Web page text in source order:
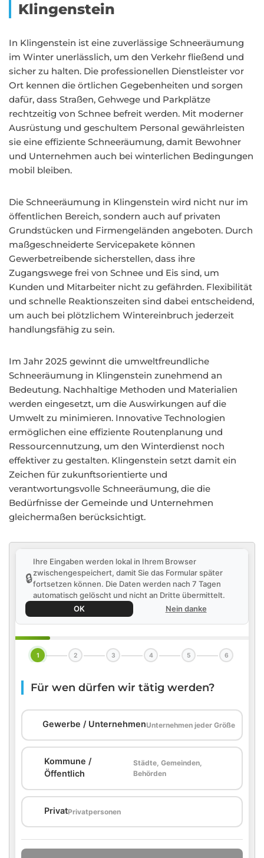
Klingenstein
In Klingenstein ist eine zuverlässige Schneeräumung
im Winter unerlässlich, um den Verkehr fließend und
sicher zu halten. Die professionellen Dienstleister vor
Ort kennen die örtlichen Gegebenheiten und sorgen
dafür, dass Straßen, Gehwege und Parkplätze
rechtzeitig von Schnee befreit werden. Mit moderner
Ausrüstung und geschultem Personal gewährleisten
sie eine effiziente Schneeräumung, damit Bewohner
und Unternehmen auch bei winterlichen Bedingungen
mobil bleiben.
Die Schneeräumung in Klingenstein wird nicht nur im
öffentlichen Bereich, sondern auch auf privaten
Grundstücken und Firmengeländen angeboten. Durch
maßgeschneiderte Servicepakete können
Gewerbetreibende sicherstellen, dass ihre
Zugangswege frei von Schnee und Eis sind, um
Kunden und Mitarbeiter nicht zu gefährden. Flexibilität
und schnelle Reaktionszeiten sind dabei entscheidend,
um auch bei plötzlichem Wintereinbruch jederzeit
handlungsfähig zu sein.
Im Jahr 2025 gewinnt die umweltfreundliche
Schneeräumung in Klingenstein zunehmend an
Bedeutung. Nachhaltige Methoden und Materialien
werden eingesetzt, um die Auswirkungen auf die
Umwelt zu minimieren. Innovative Technologien
ermöglichen eine effiziente Routenplanung und
Ressourcennutzung, um den Winterdienst noch
effektiver zu gestalten. Klingenstein setzt damit ein
Zeichen für zukunftsorientierte und
verantwortungsvolle Schneeräumung, die die
Bedürfnisse der Gemeinde und Unternehmen
gleichermaßen berücksichtigt.
🔒
Ihre Eingaben werden lokal in Ihrem Browser
zwischengespeichert, damit Sie das Formular später
fortsetzen können. Die Daten werden nach 7 Tagen
automatisch gelöscht und nicht an Dritte übermittelt.
OK
Nein danke
1 2 3 4 5 6
Für wen dürfen wir tätig werden?
Gewerbe / UnternehmenUnternehmen jeder Größe
Kommune /
Öffentlich
Städte, Gemeinden,
Behörden
PrivatPrivatpersonen